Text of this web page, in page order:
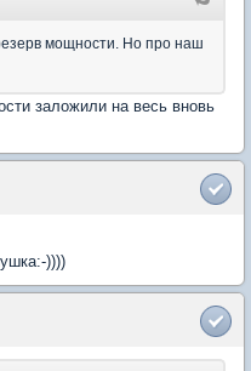
мощности. Но про наш
заложили на весь вновь
))))